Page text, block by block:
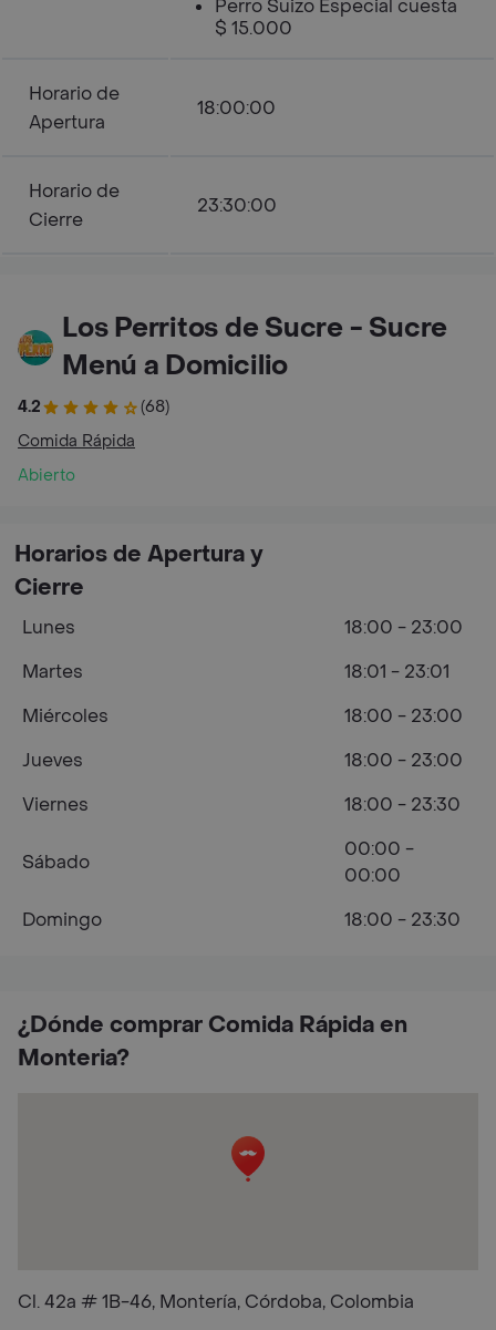
Perro Suizo Especial cuesta
$ 15.000
Horario de
Apertura
18:00:00
Horario de
Cierre
23:30:00
Los Perritos de Sucre - Sucre
Menú a Domicilio
4.2
(68)
Comida Rápida
Abierto
¿Dónde comprar Comida Rápida en
Monteria?
Cl. 42a # 1B-46, Montería, Córdoba, Colombia
Horarios de Apertura y
Cierre
Lunes
18:00 - 23:00
Martes
18:01 - 23:01
Miércoles
18:00 - 23:00
Jueves
18:00 - 23:00
Viernes
18:00 - 23:30
Sábado
00:00 -
00:00
Domingo
18:00 - 23:30